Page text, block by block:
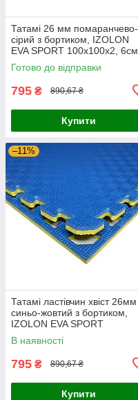
Татамі 26 мм помаранчево-
сірий з бортиком, IZOLON
EVA SPORT 100х100х2, 6см
Готово до відправки
795 ₴ 890,67 ₴
Купити
–11%
Татамі ластівчин хвіст 26мм
синьо-жовтий з бортиком,
IZOLON EVA SPORT
100х100х2, 6см
В наявності
795 ₴ 890,67 ₴
Купити